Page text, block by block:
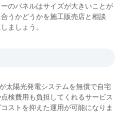
のパネルはサイズが大きいことが
うかどうかを施工販売店と相談
ましょう。
太陽光発電システムを無償で自宅
検費用も負担してくれるサービス
ストを抑えた運用が可能になりま